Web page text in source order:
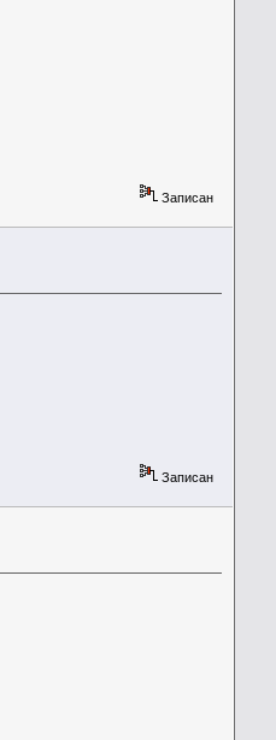
Записан
Записан